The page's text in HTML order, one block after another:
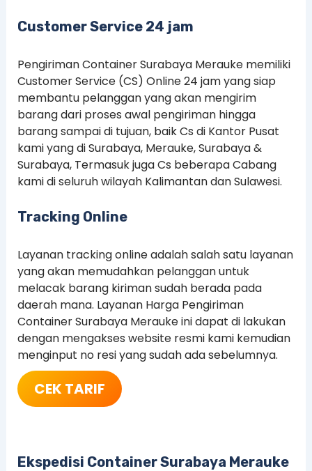
Customer Service 24 jam
Pengiriman Container Surabaya Merauke memiliki
Customer Service (CS) Online 24 jam yang siap
membantu pelanggan yang akan mengirim
barang dari proses awal pengiriman hingga
barang sampai di tujuan, baik Cs di Kantor Pusat
kami yang di Surabaya, Merauke, Surabaya &
Surabaya, Termasuk juga Cs beberapa Cabang
kami di seluruh wilayah Kalimantan dan Sulawesi.
Tracking Online
Layanan tracking online adalah salah satu layanan
yang akan memudahkan pelanggan untuk
melacak barang kiriman sudah berada pada
daerah mana. Layanan Harga Pengiriman
Container Surabaya Merauke ini dapat di lakukan
dengan mengakses website resmi kami kemudian
menginput no resi yang sudah ada sebelumnya.
CEK TARIF
Ekspedisi Container Surabaya Merauke